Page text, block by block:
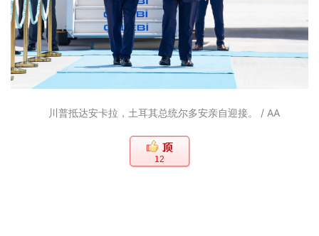
川普抵达安卡拉，土耳其总统尔多安亲自迎接。 / AA
12